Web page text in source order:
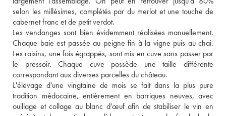
selon les millésimes, complétés par du merlot et une touche de
cabernet franc et de petit verdot.
Les vendanges sont bien évidemment réalisées manuellement.
Chaque baie est passée au peigne fin à la vigne puis au chai.
Les raisins, une fois égrappés, sont mis en cuve sans passer par
le pressoir. Chaque cuve possède une taille différente
correspondant aux diverses parcelles du château.
L'élevage d'une vingtaine de mois se fait dans la plus pure
tradition médocaine, entièrement en barriques neuves, avec
ouillage et collage au blanc d'œuf afin de stabiliser le vin en